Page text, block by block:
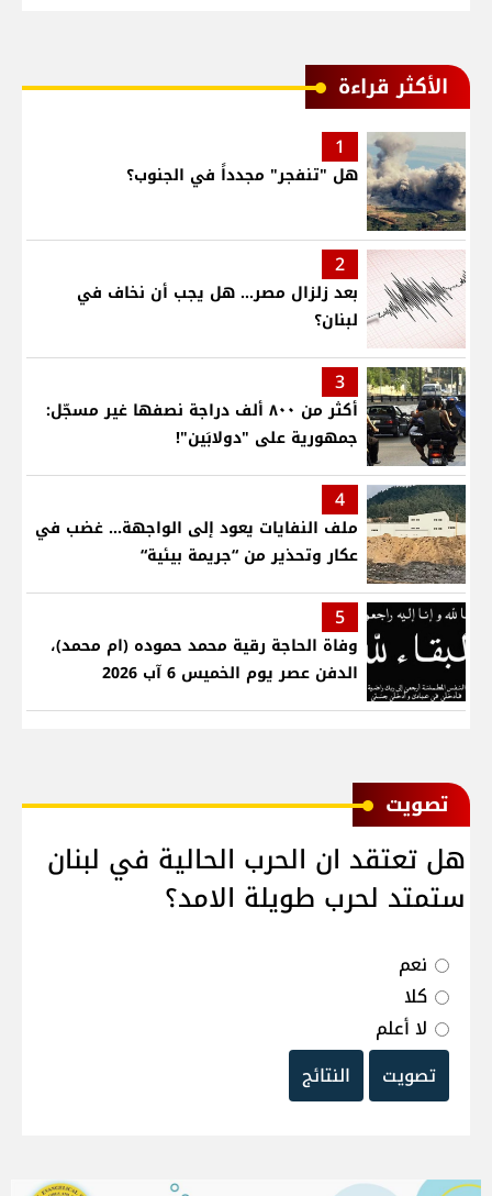
الأكثر قراءة
1
هل "تنفجر" مجدداً في الجنوب؟
2
بعد زلزال مصر... هل يجب أن نخاف في
لبنان؟
3
أكثر من ٨٠٠ ألف دراجة نصفها غير مسجّل:
جمهورية على "دولابَين"!
4
ملف النفايات يعود إلى الواجهة… غضب في
عكار وتحذير من “جريمة بيئية“
5
وفاة الحاجة رقية محمد حموده (ام محمد)،
الدفن عصر يوم الخميس 6 آب 2026
ﺗﺼﻮﻳﺖ
هل تعتقد ان الحرب الحالية في لبنان
ستمتد لحرب طويلة الامد؟
نعم
كلا
لا أعلم
تصويت
النتائج